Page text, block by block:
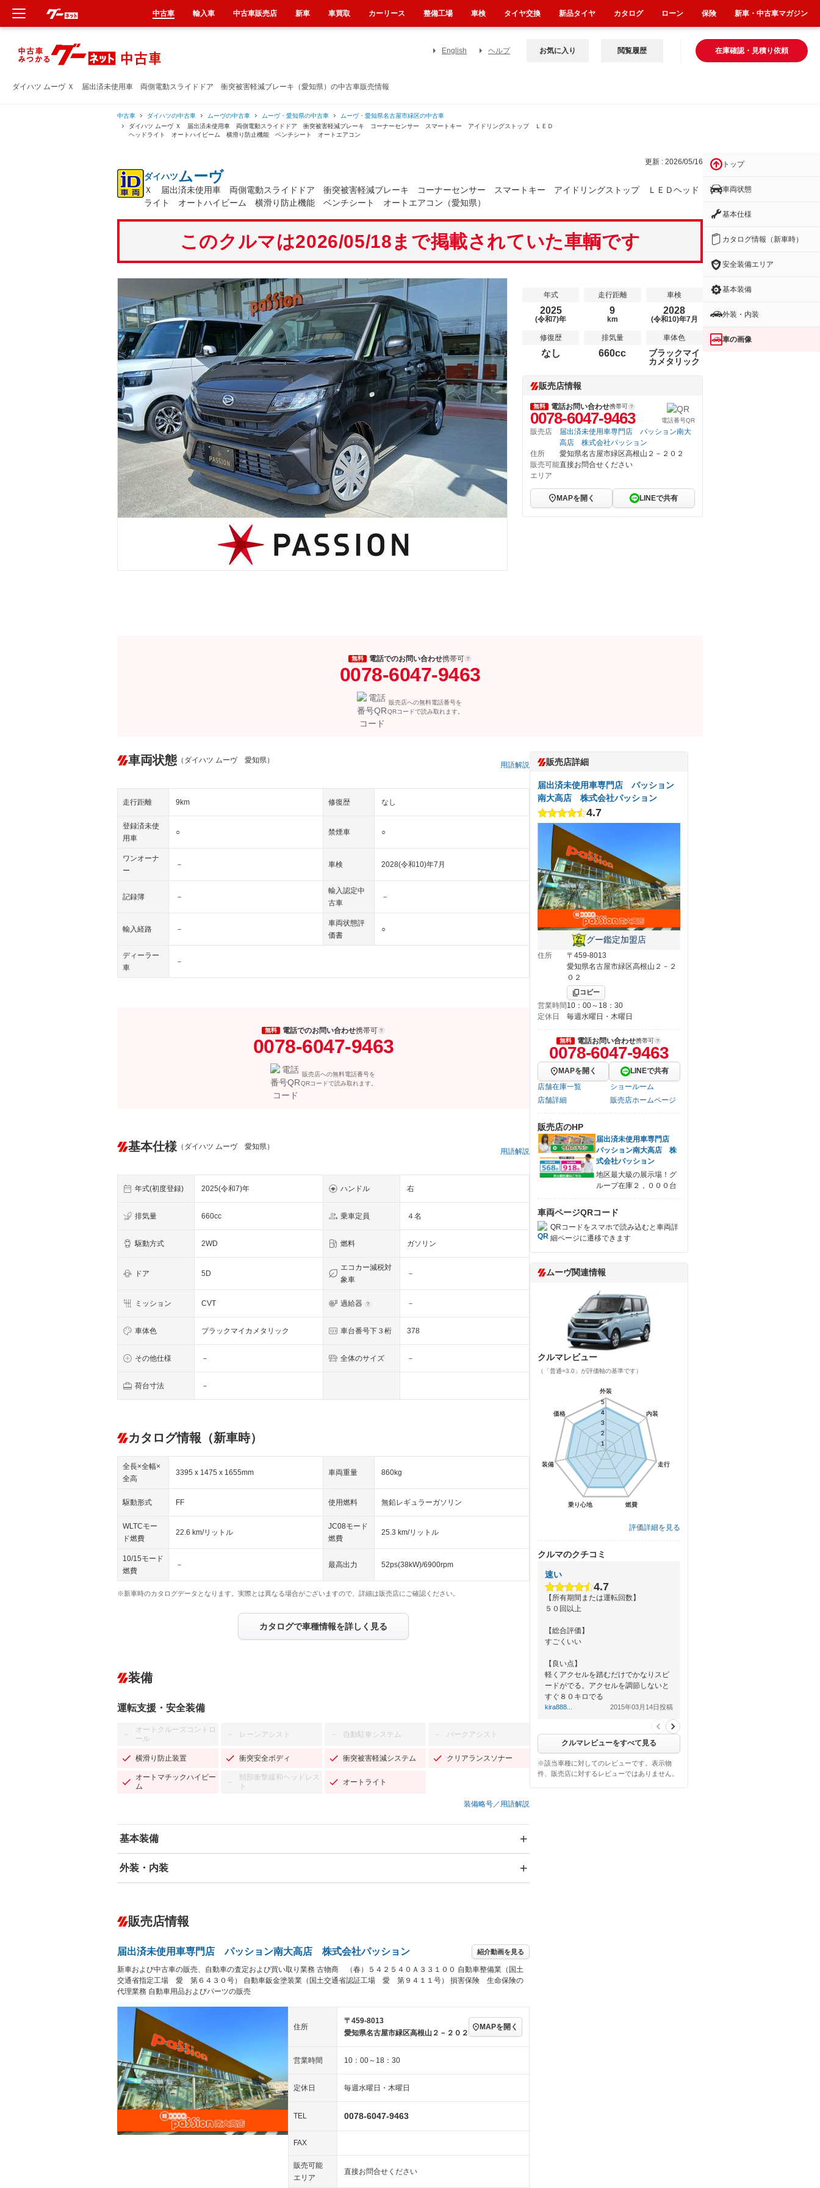
ダイハツ ムーヴ Ｘ 届出済未使用車 両側電動スライドドア 衝突被害軽減ブレーキ（愛知県）の中古車販売情報
English ヘルプ 在庫確認・見積り依頼
お気に入り 閲覧履歴
中古車 ダイハツの中古車 ムーヴの中古車 ムーヴ・愛知県の中古車
ムーヴ・愛知県名古屋市緑区の中古車
ダイハツ ムーヴ Ｘ 届出済未使用車 両側電動スライドドア 衝突被害軽減ブレーキ コーナーセンサー スマートキー アイドリングストップ ＬＥＤ
ヘッドライト オートハイビーム 横滑り防止機能 ベンチシート オートエアコン
更新 : 2026/05/16
ダイハツムーヴ
Ｘ 届出済未使用車 両側電動スライドドア 衝突被害軽減ブレーキ コーナーセンサー スマートキー アイドリングストップ ＬＥＤヘッド
ライト オートハイビーム 横滑り防止機能 ベンチシート オートエアコン（愛知県）
このクルマは2026/05/18まで掲載されていた車輌です
年式
2025
(令和7)年
走行距離
9
km
車検
2028
(令和10)年7月
修復歴
なし
排気量
660cc
車体色
ブラックマイ
カメタリック
販売店情報
無料 電話お問い合わせ携帯可
0078-6047-9463 電話番号QR
販売店
届出済未使用車専門店 パッション南大
高店 株式会社パッション
住所
愛知県名古屋市緑区高根山２－２０２
販売可能
エリア
直接お問合せください
MAPを開く LINEで共有
無料 電話でのお問い合わせ携帯可
0078-6047-9463
販売店への無料電話番号を
QRコードで読み取れます。
車両状態 （ダイハツ ムーヴ 愛知県）
用語解説
走行距離 9km 修復歴 なし
登録済未使
用車
○ 禁煙車 ○
ワンオーナ
ー
－ 車検 2028(令和10)年7月
記録簿 －
輸入認定中
古車
－
輸入経路 －
車両状態評
価書
○
ディーラー
車
－
無料 電話でのお問い合わせ携帯可
0078-6047-9463
販売店への無料電話番号を
QRコードで読み取れます。
基本仕様 （ダイハツ ムーヴ 愛知県）
用語解説
年式(初度登録) 2025(令和7)年 ハンドル 右
排気量 660cc 乗車定員 ４名
駆動方式 2WD 燃料 ガソリン
ドア 5D
エコカー減税対
象車
－
ミッション CVT 過給器 －
車体色 ブラックマイカメタリック 車台番号下３桁 378
その他仕様 － 全体のサイズ －
荷台寸法 －
カタログ情報（新車時）
全長×全幅×
全高
3395 x 1475 x 1655mm 車両重量 860kg
駆動形式 FF 使用燃料 無鉛レギュラーガソリン
WLTCモー
ド燃費
22.6 km/リットル
JC08モード
燃費
25.3 km/リットル
10/15モード
燃費
－ 最高出力 52ps(38kW)/6900rpm
※新車時のカタログデータとなります。実際とは異なる場合がございますので、詳細は販売店にご確認ください。
カタログで車種情報を詳しく見る
装備
運転支援・安全装備
－
オートクルーズコントロ
ール
－ レーンアシスト － 自動駐車システム － パークアシスト
横滑り防止装置 衝突安全ボディ 衝突被害軽減システム クリアランスソナー
オートマチックハイビー
ム
－
頸部衝撃緩和ヘッドレス
ト
オートライト
装備略号／用語解説
基本装備
エアバッグ：運転席/助手席/サイド
－ ダウンヒルアシストコントロール
－ Bluetooth接続 100V電源 クリーンディーゼル センターデフロック
－ レンタカーアップ － 展示・試乗車 電動格納ミラー
外装・内装
－ オーディオ
－
ー
－ － ハーフレザーシート キーレス
LEDヘッドランプ － HID(キセノンライト) － ポータブルナビ バックカメラ
－ ETC － エアロ
ランフラットタイヤ
フルフラットシート オットマン － 電動格納サードシート
シートヒーター － 後席モニター
－ フロントカメラ － シートエアコン
－ ルーフレール － エアサスペンション
販売店情報
届出済未使用車専門店 パッション南大高店 株式会社パッション 紹介動画を見る
新車および中古車の販売、自動車の査定および買い取り業務 古物商 （春）５４２５４０Ａ３３１００ 自動車整備業（国土
交通省指定工場 愛 第６４３０号） 自動車鈑金塗装業（国土交通省認証工場 愛 第９４１１号） 損害保険 生命保険の
代理業務 自動車用品およびパーツの販売
住所
〒459-8013
愛知県名古屋市緑区高根山２－２０２
MAPを開く
営業時間 10：00～18：30
定休日 毎週水曜日・木曜日
TEL 0078-6047-9463
FAX
販売可能
エリア
直接お問合せください
販売店詳細
届出済未使用車専門店 パッション
南大高店 株式会社パッション
4.7
グー鑑定加盟店
住所
〒459-8013
愛知県名古屋市緑区高根山２－２
０２
コピー
営業時間10：00～18：30
定休日
毎週水曜日・木曜日
無料 電話お問い合わせ携帯可
0078-6047-9463
MAPを開く
LINEで共有
店舗在庫一覧
ショールーム
店舗詳細
販売店ホームページ
販売店のHP
届出済未使用車専門店
パッション南大高店 株
式会社パッション
地区最大級の展示場！グ
ループ在庫２，０００台
車両ページQRコード
QRコードをスマホで読み込むと車両詳
細ページに遷移できます
ムーヴ関連情報
クルマレビュー
（「普通=3.0」が評価軸の基準です）
外装
内装
走行
燃費
乗り心地
装備
価格
1
2
3
4
5
外装
内装
走行
燃費
乗り心地
装備
価格
1
2
3
4
5
評価詳細を見る
クルマのクチコミ
速い
4.7
【所有期間または運転回数】
５０回以上
【総合評価】
すごくいい
【良い点】
軽くアクセルを踏むだけでかなりスピ
ードがでる。アクセルを調節しないと
すぐ８０キロでる
８０キロ近くで走行するとガソリンが
kira888... 2015年03月14日投稿
クルマレビューをすべて見る
※該当車種に対してのレビューです。表示物
件、販売店に対するレビューではありません。
トップ
車両状態
基本仕様
カタログ情報（新車時）
安全装備エリア
基本装備
外装・内装
車の画像
中古車 輸入車 中古車販売店 新車 車買取 カーリース 整備工場 車検 タイヤ交換 新品タイヤ カタログ ローン 保険 新車・中古車マガジン
新車
中古車